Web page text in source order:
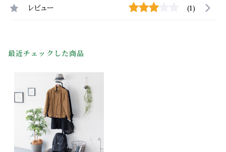
レビュー (1)
最近チェックした商品